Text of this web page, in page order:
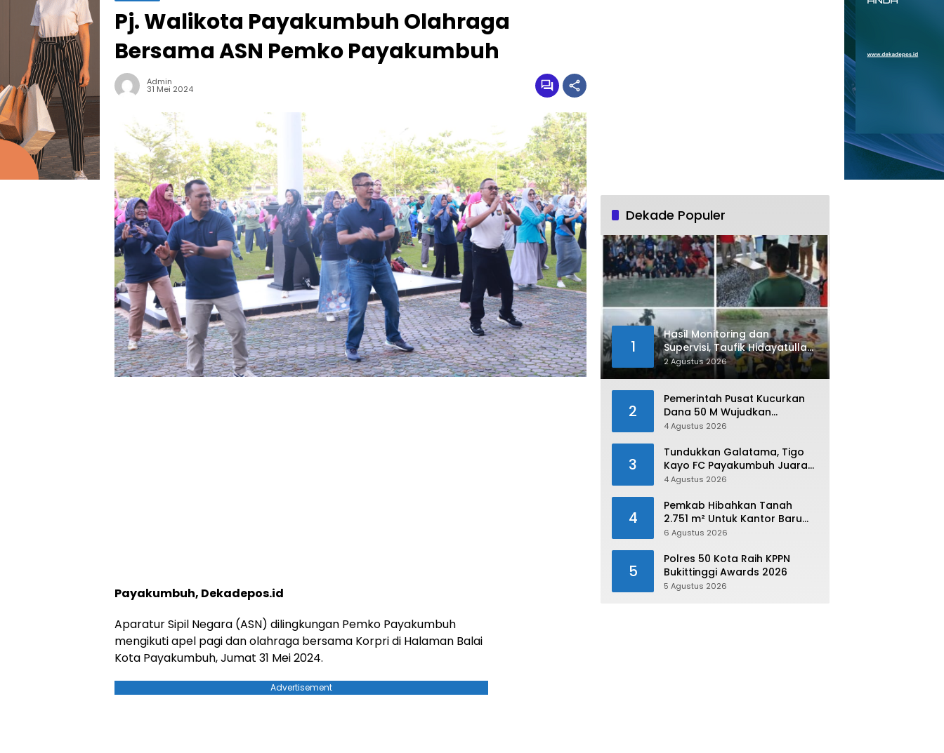
Pj. Walikota Payakumbuh Olahraga
Bersama ASN Pemko Payakumbuh
Admin
31 Mei 2024
Payakumbuh, Dekadepos.id
Aparatur Sipil Negara (ASN) dilingkungan Pemko Payakumbuh
mengikuti apel pagi dan olahraga bersama Korpri di Halaman Balai
Kota Payakumbuh, Jumat 31 Mei 2024.
Advertisement
Dekade Populer
1
Hasil Monitoring dan
Supervisi, Taufik Hidayatullah:
Limapuluh Kota Siap Kirimkan
Atlet Terbaiknya Pada
2 Agustus 2026
2
Pemerintah Pusat Kucurkan
Dana 50 M Wujudkan
Swasembada dan Ketahanan
4 Agustus 2026
3
Tundukkan Galatama, Tigo
Kayo FC Payakumbuh Juara
Piala Walikota Payakumbuh
4 Agustus 2026
4
Pemkab Hibahkan Tanah
2.751 m² Untuk Kantor Baru
Kejaksaan Negeri Limapuluh
6 Agustus 2026
5
Polres 50 Kota Raih KPPN
Bukittinggi Awards 2026
5 Agustus 2026